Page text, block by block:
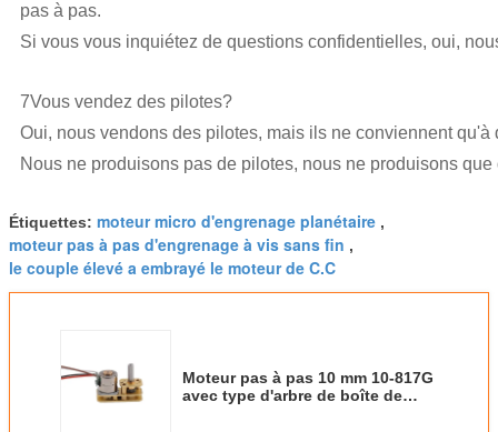
pas à pas.
Si vous vous inquiétez de questions confidentielles, oui,
7Vous vendez des pilotes?
Oui, nous vendons des pilotes, mais ils ne conviennent
Nous ne produisons pas de pilotes, nous ne produisons
Étiquettes: moteur micro d'engrenage planétaire ,
moteur pas à pas d'engrenage à vis sans fin ,
le couple élevé a embrayé le moteur de C.C
Moteur pas à pas 10 mm 10-817G
avec type d'arbre de boîte de